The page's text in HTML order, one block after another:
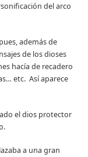
del arco
además de
de los dioses
hacía de recadero
etc. Así aparece
el dios protector
a una gran